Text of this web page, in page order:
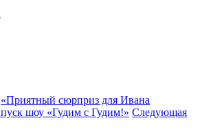
«Приятный сюрприз для Ивана
шоу «Гудим с Гудим!» Следующая